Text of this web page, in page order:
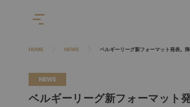
HOME NEWS ベルギーリーグ新フォーマット発表。
NEWS
ベルギーリーグ新フォーマット